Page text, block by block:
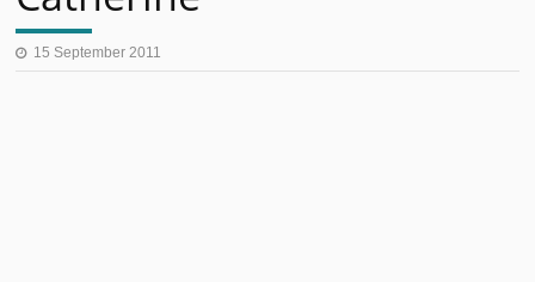
15 September 2011